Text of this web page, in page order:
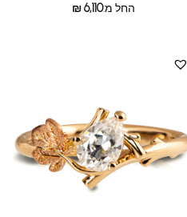
החל מ:
₪6,110